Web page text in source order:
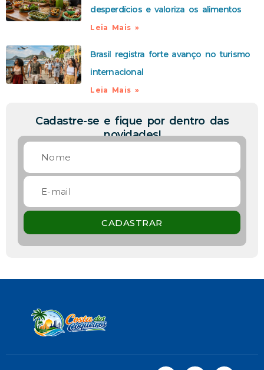
desperdícios e valoriza os alimentos
Leia Mais »
Brasil registra forte avanço no turismo
internacional
Leia Mais »
Cadastre-se e fique por dentro das
novidades!
CADASTRAR